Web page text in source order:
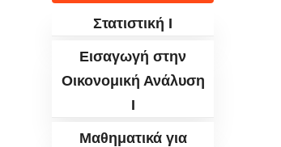
Στατιστική Ι
Εισαγωγή στην
Οικονομική Ανάλυση
Ι
Μαθηματικά για